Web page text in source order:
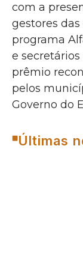
com a
gestores
programa
e
prêmio
pelos
Governo do
Últimas